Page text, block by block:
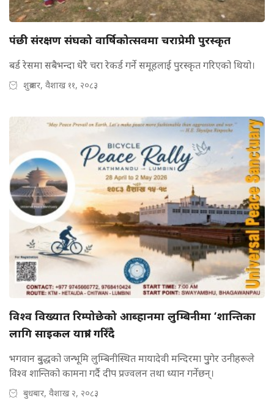
पंछी संरक्षण संघको वार्षिकोत्सवमा चराप्रेमी पुरस्कृत
बर्ड रेसमा सबैभन्दा धेरै चरा रेकर्ड गर्ने समूहलाई पुरस्कृत गरिएको थियो।
शुक्रबार, वैशाख ११, २०८३
विश्व विख्यात रिम्पोछेको आब्हानमा लुम्बिनीमा ‘शान्तिका
लागि साइकल यात्रा’ गरिँदै
भगवान बुुद्धको जन्भूमि लुम्बिनीस्थित मायादेवी मन्दिरमा पुुगेर उनीहरूले
विश्व शान्तिको कामना गर्दै दीप प्रज्वलन तथा ध्यान गर्नेछन्।
बुधबार, वैशाख २, २०८३